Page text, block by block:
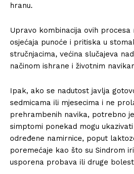
hranu.
Upravo kombinacija ovih procesa
osjećaja punoće i pritiska u
stručnjacima, većina slučajeva
načinom ishrane i životnim
Ipak, ako se nadutost javlja
sedmicama ili mjesecima i ne
prehrambenih navika, potrebno
simptomi ponekad mogu
određene namirnice, poput
poremećaje kao što su Sindrom
usporena probava ili druge